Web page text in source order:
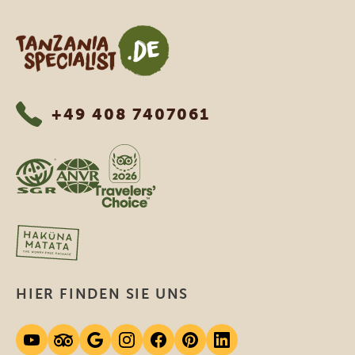
Tanzania Specialist
+49 408 7407061
HIER FINDEN SIE UNS